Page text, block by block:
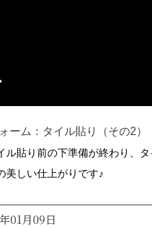
ーム：タイル貼り（その2）
ル貼り前の下準備が終わり、タ
美しい仕上がりです♪
01月09日